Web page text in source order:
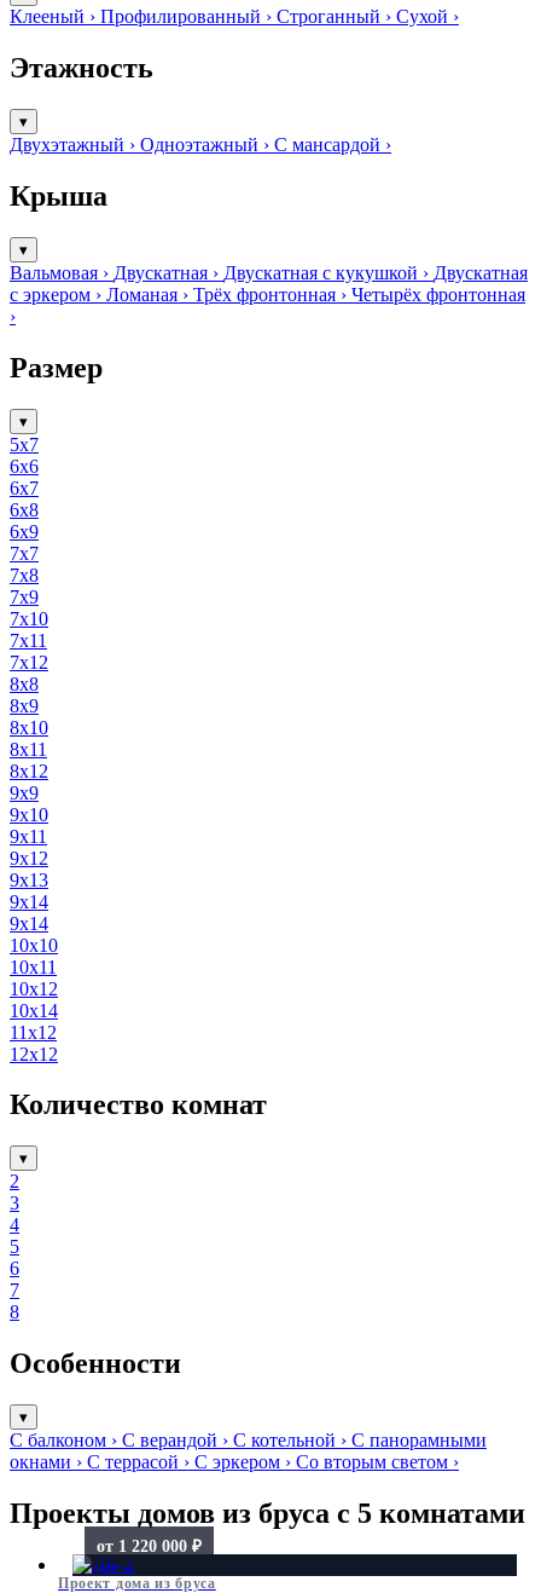
Клееный › Профилированный › Строганный › Сухой ›
Этажность
▾
Двухэтажный › Одноэтажный › С мансардой ›
Крыша
▾
Вальмовая › Двускатная › Двускатная с кукушкой › Двускатная
с эркером › Ломаная › Трёх фронтонная › Четырёх фронтонная
›
Размер
▾
5x7
6х6
6х7
6х8
6х9
7х7
7х8
7х9
7х10
7х11
7х12
8х8
8х9
8х10
8х11
8х12
9х9
9х10
9х11
9х12
9x13
9x14
9х14
10х10
10х11
10х12
10x14
11х12
12х12
Количество комнат
▾
2
3
4
5
6
7
8
Особенности
▾
С балконом › С верандой › С котельной › С панорамными
окнами › С террасой › С эркером › Со вторым светом ›
Проекты домов из бруса с 5 комнатами
от 1 220 000 ₽
Проект дома из бруса